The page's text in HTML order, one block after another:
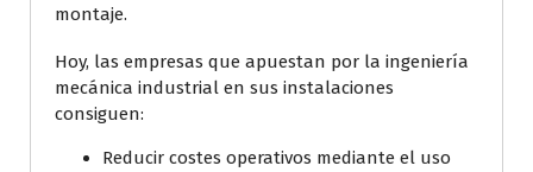
montaje.
Hoy, las empresas que apuestan por la ingeniería
mecánica industrial en sus instalaciones
consiguen:
Reducir costes operativos mediante el uso